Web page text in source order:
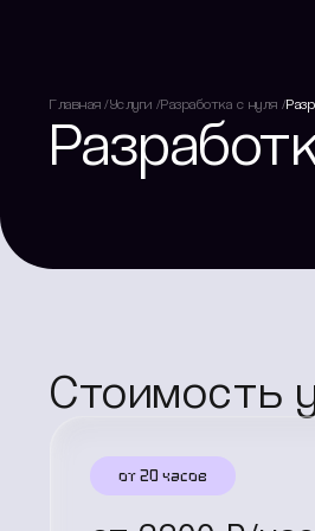
Главная Услуги Разработка с нуля
Стоимость
от 20 часов